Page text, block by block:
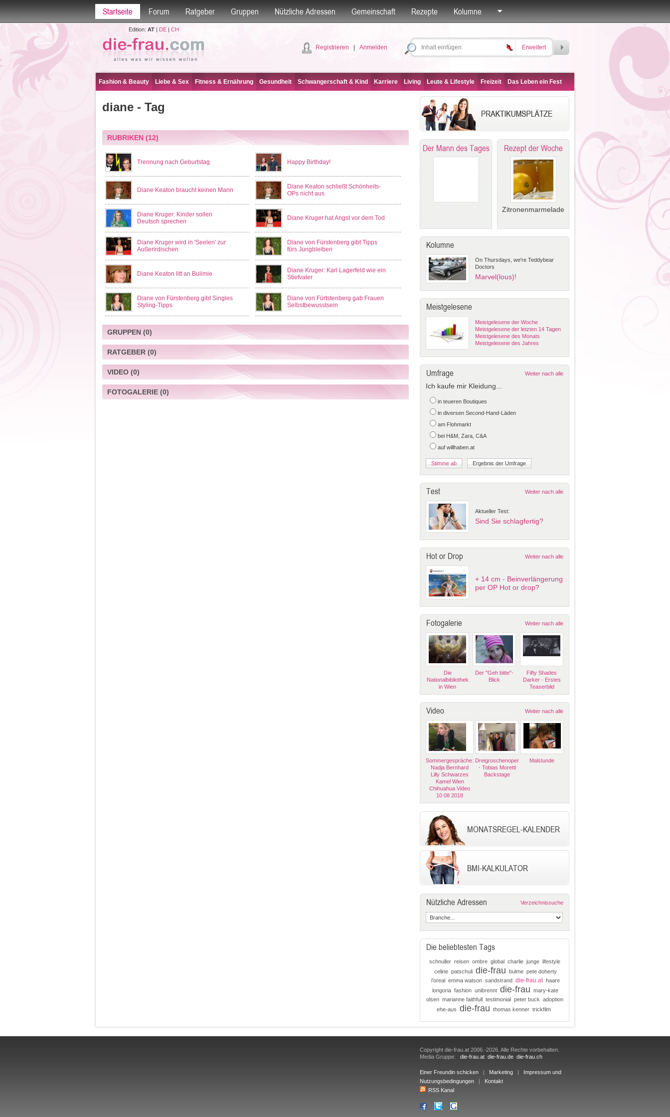
Startseite Forum Ratgeber Gruppen Nützliche Adressen Gemeinschaft Rezepte Kolumne
Edition: AT| DE| CH
Registrieren Anmelden Erweitert
Fashion & Beauty Liebe & Sex Fitness & Ernährung Gesundheit Schwangerschaft & Kind Karriere Living Leute & Lifestyle Freizeit Das Leben ein Fest
diane - Tag
RUBRIKEN(12)
Trennung nach Geburtstag Happy Birthday!
Diane Keaton braucht keinen Mann
Diane Keaton schließt Schönheits-
OPs nicht aus
Diane Kruger: Kinder sollen
Deutsch sprechen
Diane Kruger hat Angst vor dem Tod
Diane Kruger wird in 'Seelen' zur
Außerirdischen
Diane von Fürstenberg gibt Tipps
fürs Jungbleiben
Diane Keaton litt an Bulimie
Diane Kruger: Karl Lagerfeld wie ein
Stiefvater
Diane von Fürstenberg gibt Singles
Styling-Tipps
Diane von Fürtstenberg gab Frauen
Selbstbewusstsein
GRUPPEN(0)
RATGEBER(0)
VIDEO(0)
FOTOGALERIE(0)
Der Mann des Tages Rezept der Woche
Zitronenmarmelade
Kolumne
On Thursdays, we're Teddybear
Doctors
Marvel(lous)!
Meistgelesene
Meistgelesene der Woche
Meistgelesene der letzten 14 Tagen
Meistgelesene des Monats
Meistgelesene des Jahres
Umfrage Weiter nach alle
Ich kaufe mir Kleidung...
in teueren Boutiques
in diversen Second-Hand-Läden
am Flohmarkt
bei H&M, Zara, C&A
auf willhaben.at
Test Weiter nach alle
Aktueller Test:
Sind Sie schlagfertig?
Hot or Drop Weiter nach alle
+ 14 cm - Beinverlängerung
per OP Hot or drop?
Fotogalerie Weiter nach alle
Die
Nationalbibliothek
in Wien
Der "Geh bitte"-
Blick
Fifty Shades
Darker - Erstes
Teaserbild
Video Weiter nach alle
Sommergespräche:
Nadja Bernhard
Lilly Schwarzes
Kamel Wien
Chihuahua Video
10 08 2018
Dreigroschenoper
- Tobias Moretti
Backstage
Malstunde
MONATSREGEL-KALENDER
BMI-KALKULATOR
Nützliche Adressen Verzeichnissuche
Die beliebtesten Tags
schnuller reisen ombre global charlie junge lifestyle
celine patschuli die-frau bulme pete doherty
l’oreal emma watson sandstrand die-frau.at haare
longoria fashion unibrennt die-frau mary-kate
olsen marianne faithfull testimonial peter buck adoption
ehe-aus die-frau thomas kenner trickfilm
Copyright die-frau.at 2006.-2026. Alle Rechte vorbehalten.
Media Gruppe: die-frau.at die-frau.de die-frau.ch
Einer Freundin schicken | Marketing | Impressum und
Nutzungsbedingungen | Kontakt
RSS Kanal